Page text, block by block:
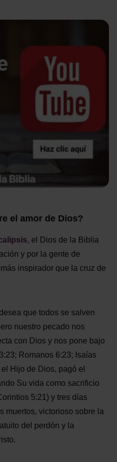
el amor de Dios?
, el Dios de la Biblia
y por la gente de
inspirador que la cruz de
que todos se salven
nuestro pecado nos
con Dios y nos pone bajo
Romanos 6:23; Isaías
Hijo de Dios, pagó el
Su vida como sacrificio
5:21) y tres días
muertos, victorioso sobre la
del perdón y la